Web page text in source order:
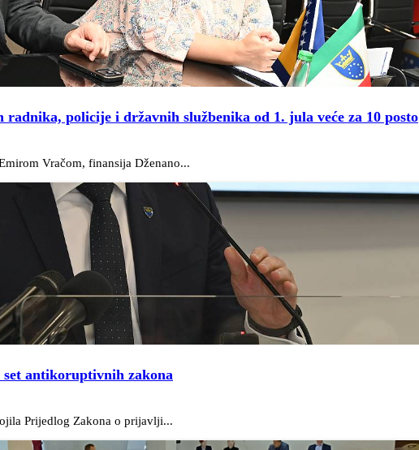
policije i državnih službenika od 1. jula veće za 10 posto
Vračom, finansija Dženano...
antikoruptivnih zakona
Prijedlog Zakona o prijavlji...